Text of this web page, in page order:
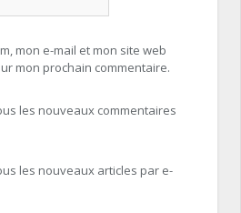
mon e-mail et mon site web
mon prochain commentaire.
les nouveaux commentaires
les nouveaux articles par e-